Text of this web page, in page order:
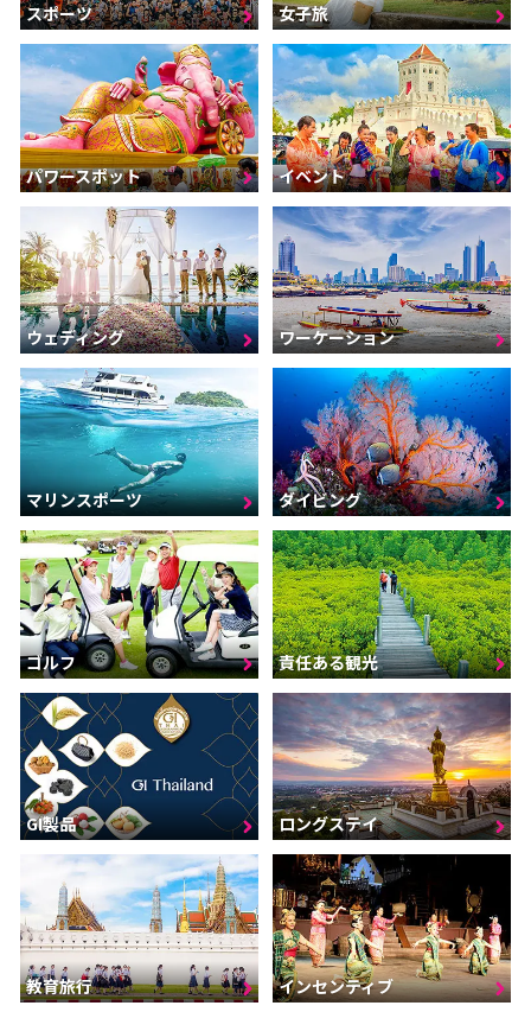
スポーツ 女子旅
パワースポット イベント
ウェディング ワーケーション
マリンスポーツ ダイビング
ゴルフ 責任ある観光
GI製品 ロングステイ
教育旅行 インセンティブ